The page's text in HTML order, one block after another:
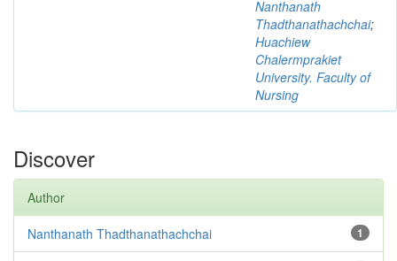
Nanthanath
Thadthanathachchai;
Huachiew
Chalermprakiet
University. Faculty of
Nursing
Discover
Author
1
Nanthanath Thadthanathachchai